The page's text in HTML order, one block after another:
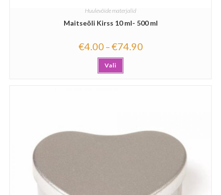
Huulevõide materjalid
Maitseõli Kirss 10 ml- 500 ml
€4.00 –€74.90
Vali